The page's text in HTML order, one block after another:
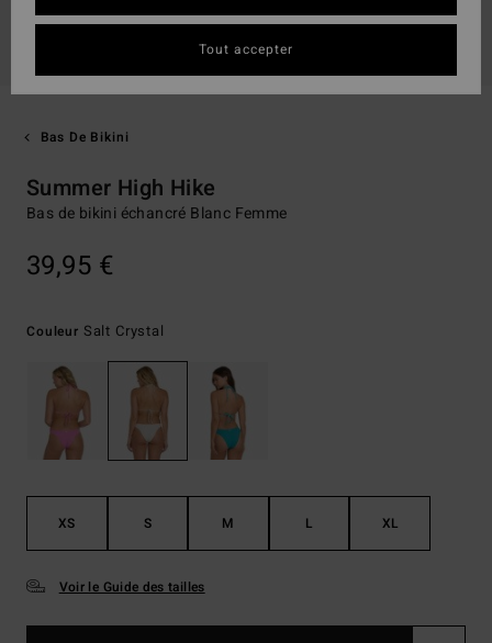
Bas De Bikini
Summer High Hike
Bas de bikini échancré Blanc Femme
39,95 €
Couleur Salt Crystal
XS S M L XL
Voir le Guide des tailles
Tout accepter